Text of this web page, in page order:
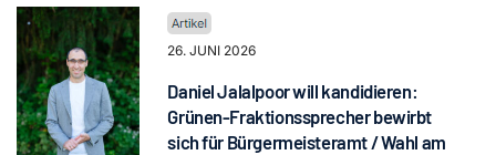
26. JUNI 2026
Daniel Jalalpoor will kandidieren:
Grünen-Fraktionssprecher bewirbt
sich für Bürgermeisteramt / Wahl am